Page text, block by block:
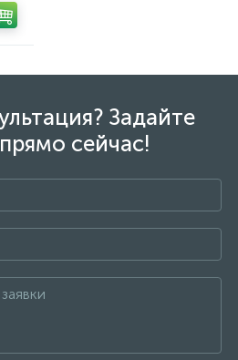
Задайте
сейчас!